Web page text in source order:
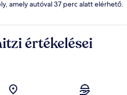
amely autóval 37 perc alatt elérhető.
értékelései